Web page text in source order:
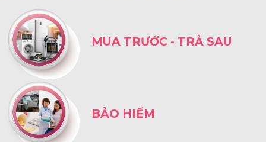
MUA TRƯỚC - TRẢ SAU
BẢO HIỂM